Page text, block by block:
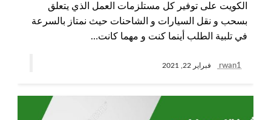
الكويت على توفير كل مستلزمات العمل الذي يتعلق
بسحب و نقل السيارات و الشاحنات حيث نمتاز بالسرعة
في تلبية الطلب أينما كنت و مهما كانت…
rwan1 فبراير 22, 2021